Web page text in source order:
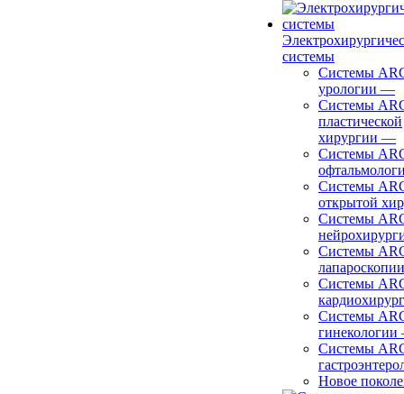
системы
Системы
урологии —
Системы
пластической
хирургии —
Системы
Системы
открытой
Системы
Системы
лапароскопии
Системы
Системы
гинекологии
Системы
Новое